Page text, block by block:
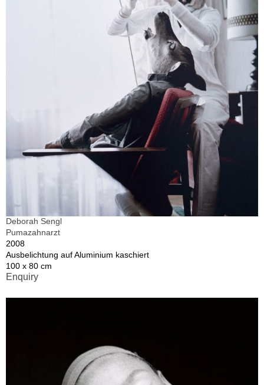
Deborah Sengl
Pumazahnarzt
2008
Ausbelichtung auf Aluminium kaschiert
100 x 80 cm
Enquiry